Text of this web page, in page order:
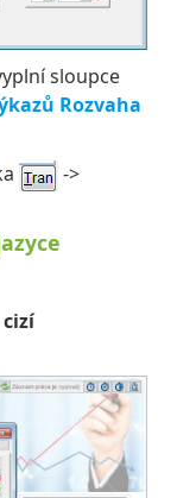
sloupce
Rozvaha
->
cizí